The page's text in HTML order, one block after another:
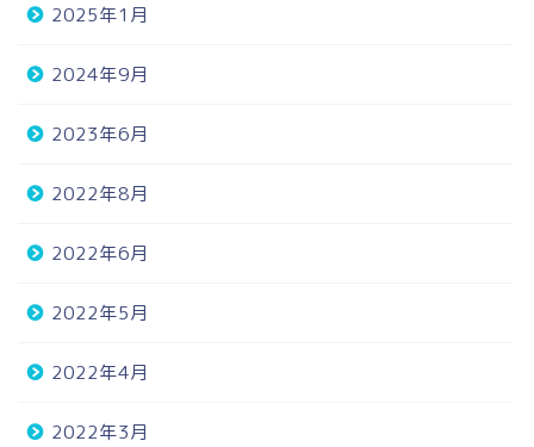
2025年1月
2024年9月
2023年6月
2022年8月
2022年6月
2022年5月
2022年4月
2022年3月